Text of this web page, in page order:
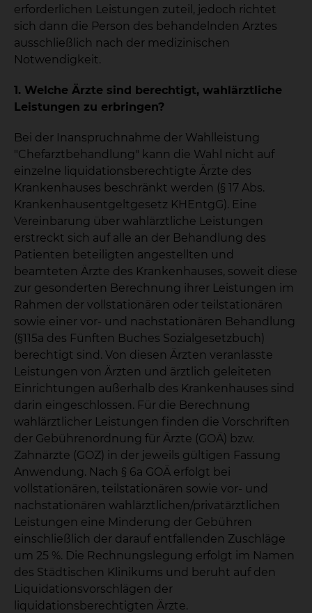
erforderlichen Leistungen zuteil, jedoch richtet
sich dann die Person des behandelnden Arztes
ausschließlich nach der medizinischen
Notwendigkeit.
1. Welche Ärzte sind berechtigt, wahlärztliche
Leistungen zu erbringen?
Bei der Inanspruchnahme der Wahlleistung
"Chefarztbehandlung" kann die Wahl nicht auf
einzelne liquidationsberechtigte Ärzte des
Krankenhauses beschränkt werden (§ 17 Abs.
Krankenhausentgeltgesetz KHEntgG). Eine
Vereinbarung über wahlärztliche Leistungen
erstreckt sich auf alle an der Behandlung des
Patienten beteiligten angestellten und
beamteten Ärzte des Krankenhauses, soweit diese
zur gesonderten Berechnung ihrer Leistungen im
Rahmen der vollstationären oder teilstationären
sowie einer vor- und nachstationären Behandlung
(§115a des Fünften Buches Sozialgesetzbuch)
berechtigt sind. Von diesen Ärzten veranlasste
Leistungen von Ärzten und ärztlich geleiteten
Einrichtungen außerhalb des Krankenhauses sind
darin eingeschlossen. Für die Berechnung
wahlärztlicher Leistungen finden die Vorschriften
der Gebührenordnung für Ärzte (GOÄ) bzw.
Zahnärzte (GOZ) in der jeweils gültigen Fassung
Anwendung. Nach § 6a GOÄ erfolgt bei
vollstationären, teilstationären sowie vor- und
nachstationären wahlärztlichen/privatärztlichen
Leistungen eine Minderung der Gebühren
einschließlich der darauf entfallenden Zuschläge
um 25 %. Die Rechnungslegung erfolgt im Namen
des Städtischen Klinikums und beruht auf den
Liquidationsvorschlägen der
liquidationsberechtigten Ärzte.